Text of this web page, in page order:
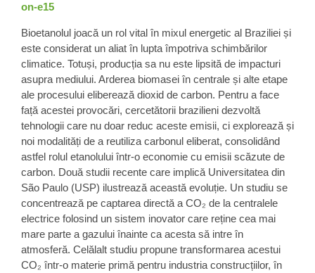
on-e15
Bioetanolul joacă un rol vital în mixul energetic al Braziliei și
este considerat un aliat în lupta împotriva schimbărilor
climatice. Totuși, producția sa nu este lipsită de impacturi
asupra mediului. Arderea biomasei în centrale și alte etape
ale procesului eliberează dioxid de carbon. Pentru a face
față acestei provocări, cercetătorii brazilieni dezvoltă
tehnologii care nu doar reduc aceste emisii, ci explorează și
noi modalități de a reutiliza carbonul eliberat, consolidând
astfel rolul etanolului într-o economie cu emisii scăzute de
carbon. Două studii recente care implică Universitatea din
São Paulo (USP) ilustrează această evoluție. Un studiu se
concentrează pe captarea directă a CO₂ de la centralele
electrice folosind un sistem inovator care reține cea mai
mare parte a gazului înainte ca acesta să intre în
atmosferă. Celălalt studiu propune transformarea acestui
CO₂ într-o materie primă pentru industria construcțiilor, în